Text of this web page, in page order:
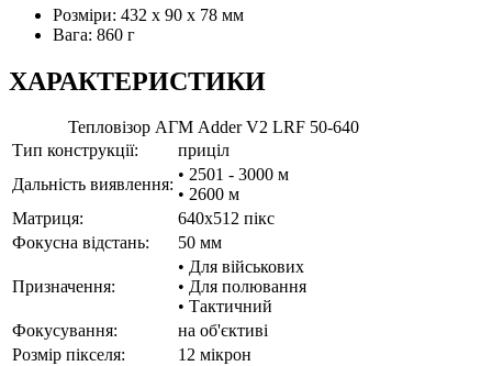
Розміри: 432 x 90 x 78 мм
Вага: 860 г
ХАРАКТЕРИСТИКИ
Тепловізор АГМ Adder V2 LRF 50-640
Тип конструкції:
приціл
Дальність виявлення:
• 2501 - 3000 м
• 2600 м
Матриця:
640x512 пікс
Фокусна відстань:
50 мм
Призначення:
• Для військових
• Для полювання
• Тактичний
Фокусування:
на об'єктиві
Розмір пікселя:
12 мікрон